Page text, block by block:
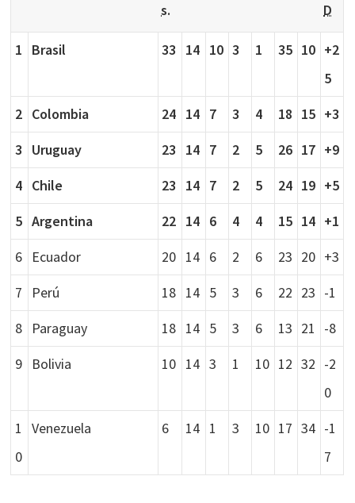
s.
D
1 Brasil 33 14 10 3 1 35 10 +2
5
2 Colombia 24 14 7 3 4 18 15 +3
3
Uruguay 23 14 7 2 5 26 17 +9
4 Chile 23 14 7 2 5 24 19 +5
5 Argentina 22 14 6 4 4 15 14 +1
6
Ecuador 20 14 6 2 6 23 20 +3
7
Perú 18 14 5 3 6 22 23 -1
8
Paraguay 18 14 5 3 6 13 21
-8
9
Bolivia 10 14 3 1 10 12 32 -2
0
1
0
Venezuela 6 14 1 3 10 17 34 -1
7